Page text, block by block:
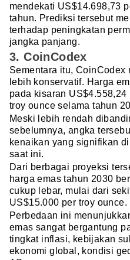
mendekati US$14.698,73
tahun. Prediksi tersebut
terhadap peningkatan
jangka panjang.
3. CoinCodex
Sementara itu, CoinCodex
lebih konservatif. Harga
pada kisaran
troy ounce selama tahun
Meski lebih rendah
sebelumnya, angka
kenaikan yang signifikan
saat ini.
Dari berbagai proyeksi
harga emas tahun 2030
cukup lebar, mulai dari
US$15.000 per troy ounce.
Perbedaan ini
emas sangat bergantung
tingkat inflasi, kebijakan
ekonomi global, kondisi